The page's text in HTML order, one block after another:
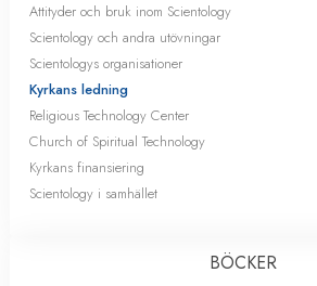
Attityder och bruk inom Scientology
Scientology och andra utövningar
Scientologys organisationer
Kyrkans ledning
Religious Technology Center
Church of Spiritual Technology
Kyrkans finansiering
Scientology i samhället
BÖCKER